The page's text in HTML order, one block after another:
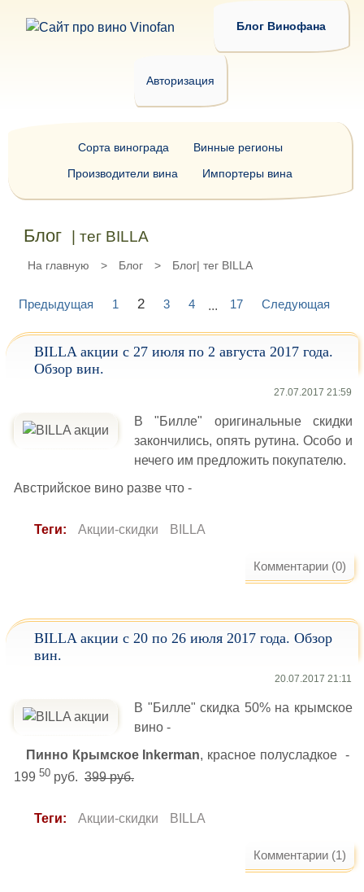
Блог Винофана
Авторизация
Блог | тег BILLA
На главную > Блог > Блог| тег BILLA
Предыдущая 1 2 3 4 ... 17 Следующая
BILLA акции с 27 июля по 2 августа 2017 года.
Обзор вин.
27.07.2017 21:59
В "Билле" оригинальные скидки
закончились, опять рутина. Особо и
нечего им предложить покупателю.
Австрийское вино разве что -
Теги: Акции-скидки BILLA
Комментарии (0)
BILLA акции с 20 по 26 июля 2017 года. Обзор
вин.
20.07.2017 21:11
В "Билле" скидка 50% на крымское
вино -
Пинно Крымское Inkerman, красное полусладкое -
199 50 руб. 399 руб.
Теги: Акции-скидки BILLA
Комментарии (1)
Сорта винограда
Винные регионы
Производители вина
Импортеры вина